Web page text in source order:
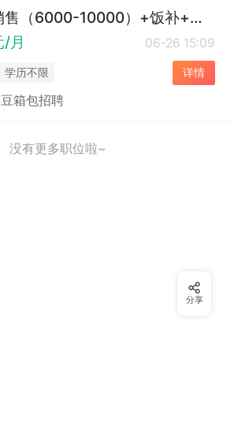
外贸业务员／销售（6000-10000）+饭补+全勤+提成+奖金
月
06-26 15:09
学历不限 详情
箱包招聘
没有更多职位啦~
分享